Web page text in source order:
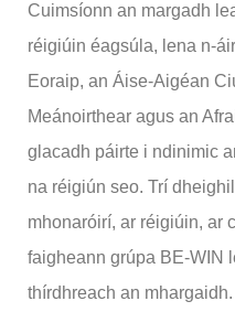
Cuimsíonn an margadh
réigiúin éagsúla, lena n-
Eoraip, an Áise-Aigéan
Meánoirthear agus an
glacadh páirte i ndinimic
na réigiún seo. Trí
mhonaróirí, ar réigiúin, ar
faigheann grúpa BE-WIN
thírdhreach an mhargaidh.